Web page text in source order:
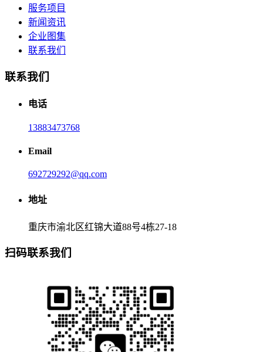
服务项目
新闻资讯
企业图集
联系我们
联系我们
电话
13883473768
Email
692729292@qq.com
地址
重庆市渝北区红锦大道88号4栋27-18
扫码联系我们